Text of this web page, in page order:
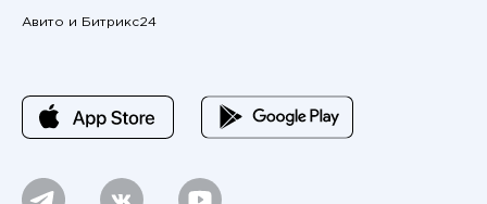
Авито и Битрикс24